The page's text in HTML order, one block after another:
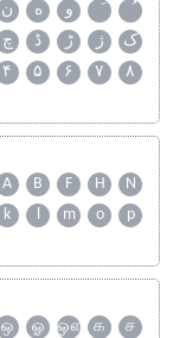
ن ه
و
چ ڈ ڑ ژ
ک
۴ ۵ ۶ ۷
۸
A B F H
N
k l m o
p
ஒ ஓ ஔ க
ச